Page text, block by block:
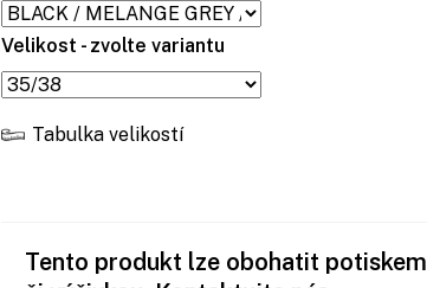
Velikost - zvolte variantu
Tabulka velikostí
Tento produkt lze obohatit potiskem